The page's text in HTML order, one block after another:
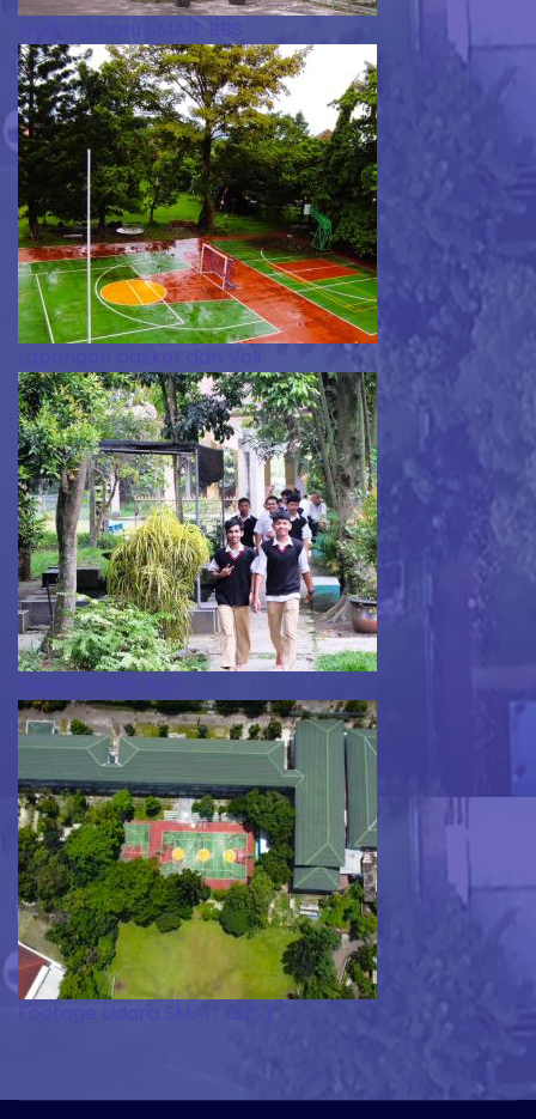
Gedung baru SMAIT BBS
Lapangan basket dan Voli
Sekolah Hijau Asri
Footage Udara SMAIT BBS 1